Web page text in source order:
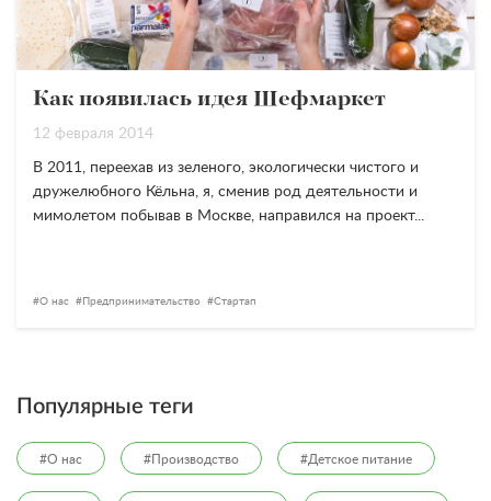
Как появилась идея Шефмаркет
12 февраля 2014
В 2011, переехав из зеленого, экологически чистого и
дружелюбного Кёльна, я, сменив род деятельности и
мимолетом побывав в Москве, направился на проект...
О нас Предпринимательство Стартап
Популярные теги
#О нас #Производство #Детское питание